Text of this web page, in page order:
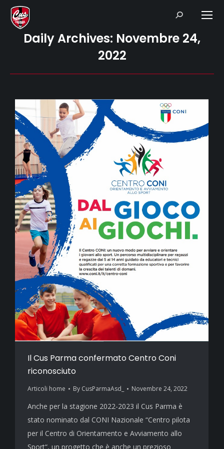
Search:
Daily Archives: Novembre 24,
2022
Il Cus Parma confermato Centro Coni
riconosciuto
Articoli home By CusParmaAsd_ Novembre 24, 2022
Anche per la stagione 2022-2023 il Cus Parma è
stato nominato dal CONI Nazionale “Centro pilota
per il Centro di Orientamento e Avviamento allo
Sport“, un progetto che è anche un prezioso